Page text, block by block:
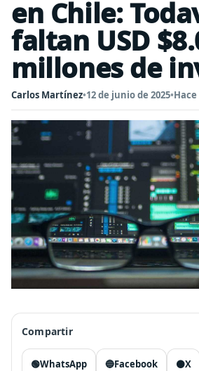
en Chile:
faltan USD
millones de
Carlos Martínez•12 de junio de 2025•
Compartir
🟢WhatsApp 🔵Facebook ⚫X